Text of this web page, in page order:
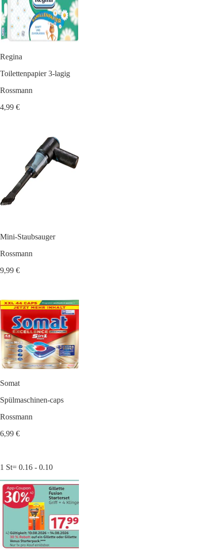
Regina
Toilettenpapier 3-lagig
Rossmann
4,99 €
Mini-Staubsauger
Rossmann
9,99 €
Somat
Spülmaschinen-caps
Rossmann
6,99 €
1 St= 0.16 - 0.10